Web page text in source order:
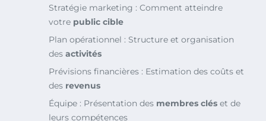
Stratégie marketing : Comment atteindre
votre public cible
Plan opérationnel : Structure et organisation
des activités
Prévisions financières : Estimation des coûts et
des revenus
Équipe : Présentation des membres clés et de
leurs compétences